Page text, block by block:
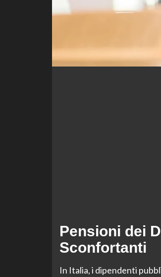
Pensioni dei
Sconfortanti
In Italia, i dipendenti